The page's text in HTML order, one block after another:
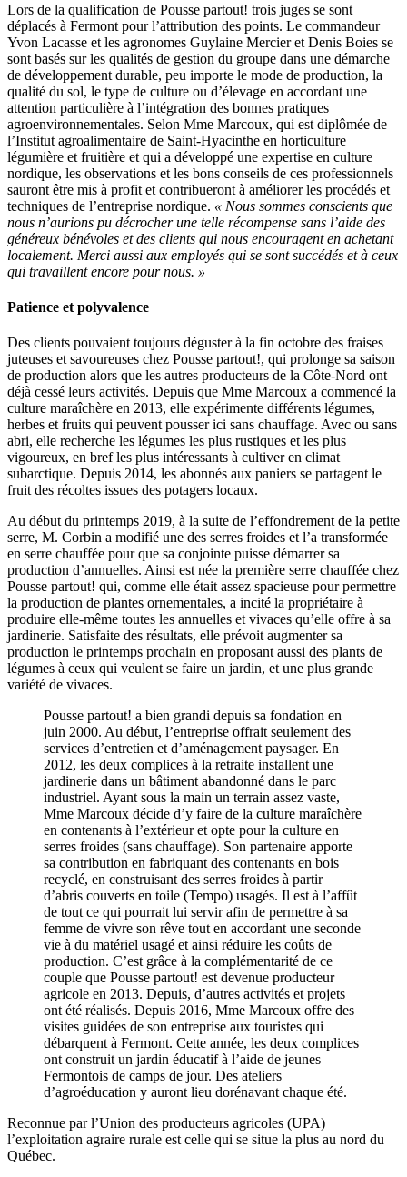
Lors de la qualification de Pousse partout! trois juges se sont
déplacés à Fermont pour l’attribution des points. Le commandeur
Yvon Lacasse et les agronomes Guylaine Mercier et Denis Boies se
sont basés sur les qualités de gestion du groupe dans une démarche
de développement durable, peu importe le mode de production, la
qualité du sol, le type de culture ou d’élevage en accordant une
attention particulière à l’intégration des bonnes pratiques
agroenvironnementales. Selon Mme Marcoux, qui est diplômée de
l’Institut agroalimentaire de Saint-Hyacinthe en horticulture
légumière et fruitière et qui a développé une expertise en culture
nordique, les observations et les bons conseils de ces professionnels
sauront être mis à profit et contribueront à améliorer les procédés et
techniques de l’entreprise nordique. « Nous sommes conscients que
nous n’aurions pu décrocher une telle récompense sans l’aide des
généreux bénévoles et des clients qui nous encouragent en achetant
localement. Merci aussi aux employés qui se sont succédés et à ceux
qui travaillent encore pour nous. »
Patience et polyvalence
Des clients pouvaient toujours déguster à la fin octobre des fraises
juteuses et savoureuses chez Pousse partout!, qui prolonge sa saison
de production alors que les autres producteurs de la Côte-Nord ont
déjà cessé leurs activités. Depuis que Mme Marcoux a commencé la
culture maraîchère en 2013, elle expérimente différents légumes,
herbes et fruits qui peuvent pousser ici sans chauffage. Avec ou sans
abri, elle recherche les légumes les plus rustiques et les plus
vigoureux, en bref les plus intéressants à cultiver en climat
subarctique. Depuis 2014, les abonnés aux paniers se partagent le
fruit des récoltes issues des potagers locaux.
Au début du printemps 2019, à la suite de l’effondrement de la petite
serre, M. Corbin a modifié une des serres froides et l’a transformée
en serre chauffée pour que sa conjointe puisse démarrer sa
production d’annuelles. Ainsi est née la première serre chauffée chez
Pousse partout! qui, comme elle était assez spacieuse pour permettre
la production de plantes ornementales, a incité la propriétaire à
produire elle-même toutes les annuelles et vivaces qu’elle offre à sa
jardinerie. Satisfaite des résultats, elle prévoit augmenter sa
production le printemps prochain en proposant aussi des plants de
légumes à ceux qui veulent se faire un jardin, et une plus grande
variété de vivaces.
Pousse partout! a bien grandi depuis sa fondation en
juin 2000. Au début, l’entreprise offrait seulement des
services d’entretien et d’aménagement paysager. En
2012, les deux complices à la retraite installent une
jardinerie dans un bâtiment abandonné dans le parc
industriel. Ayant sous la main un terrain assez vaste,
Mme Marcoux décide d’y faire de la culture maraîchère
en contenants à l’extérieur et opte pour la culture en
serres froides (sans chauffage). Son partenaire apporte
sa contribution en fabriquant des contenants en bois
recyclé, en construisant des serres froides à partir
d’abris couverts en toile (Tempo) usagés. Il est à l’affût
de tout ce qui pourrait lui servir afin de permettre à sa
femme de vivre son rêve tout en accordant une seconde
vie à du matériel usagé et ainsi réduire les coûts de
production. C’est grâce à la complémentarité de ce
couple que Pousse partout! est devenue producteur
agricole en 2013. Depuis, d’autres activités et projets
ont été réalisés. Depuis 2016, Mme Marcoux offre des
visites guidées de son entreprise aux touristes qui
débarquent à Fermont. Cette année, les deux complices
ont construit un jardin éducatif à l’aide de jeunes
Fermontois de camps de jour. Des ateliers
d’agroéducation y auront lieu dorénavant chaque été.
Reconnue par l’Union des producteurs agricoles (UPA)
l’exploitation agraire rurale est celle qui se situe la plus au nord du
Québec.